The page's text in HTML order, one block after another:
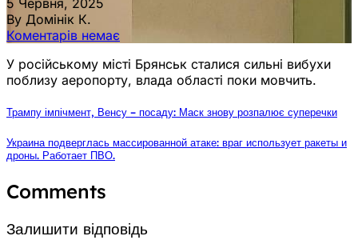
By Домінік К.
Коментарів немає
У російському місті Брянськ сталися сильні вибухи
поблизу аеропорту, влада області поки мовчить.
Трампу імпічмент, Венсу – посаду: Маск знову розпалює суперечки
Украина подверглась массированной атаке: враг использует ракеты и
дроны. Работает ПВО.
Comments
Залишити відповідь